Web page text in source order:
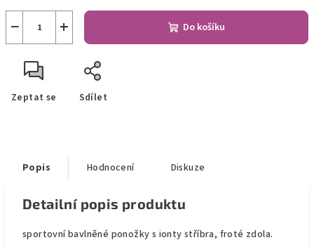
+
− Do košíku
Zeptat se Sdílet
Popis Hodnocení Diskuze
Detailní popis produktu
sportovní bavlněné ponožky s ionty stříbra, froté zdola.